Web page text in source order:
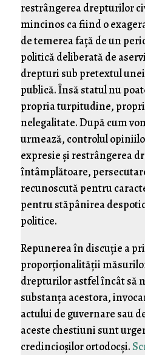
restrângerea drepturilor
mincinos ca fiind o
de temerea faţă de un
politică deliberată de
drepturi sub pretextul
publică. Însă statul nu
propria turpitudine,
nelegalitate. După cum
urmează, controlul
expresie şi restrângerea
întâmplătoare,
recunoscută pentru
pentru stăpânirea
politice.
Repunerea în discuţie a
proporţionalităţii
drepturilor astfel încât să
substanţa acestora,
actului de guvernare sau
aceste chestiuni sunt
credincioşilor ortodocşi.